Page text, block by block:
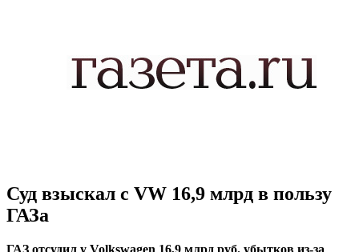
Суд взыскал с VW 16,9 млрд в пользу
ГАЗа
ГАЗ отсудил у Volkswagen 16,9 млрд руб. убытков из-за